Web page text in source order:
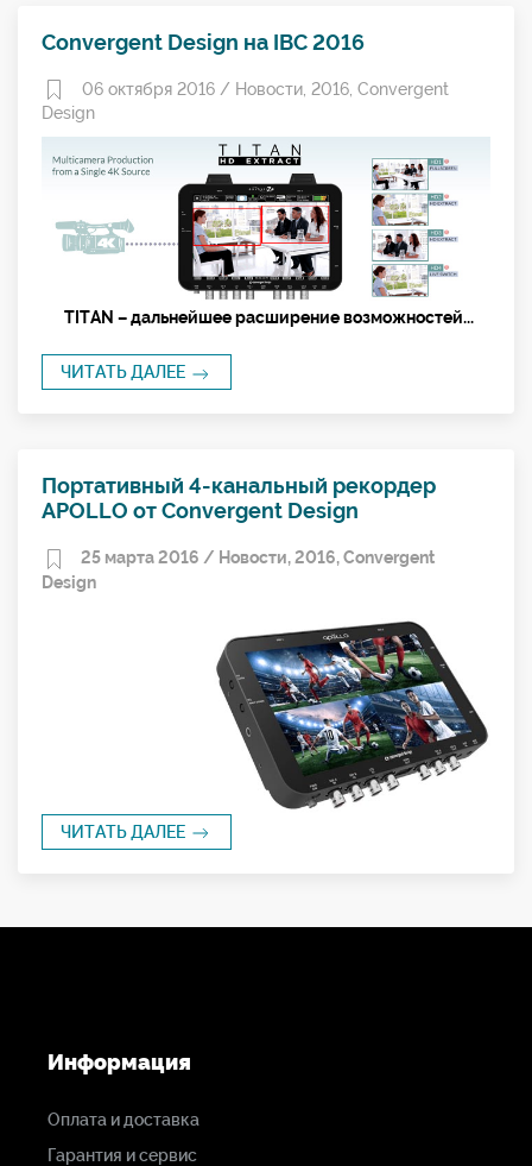
Convergent Design на IBC 2016
06 октября 2016 / Новости 2016 Convergent
Design
TITAN – дальнейшее расширение возможностей...
ЧИТАТЬ ДАЛЕЕ
Портативный 4-канальный рекордер
APOLLO от Convergent Design
25 марта 2016 / Новости,2016,Convergent
Design
ЧИТАТЬ ДАЛЕЕ
Информация
Оплата и доставка
Гарантия и сервис